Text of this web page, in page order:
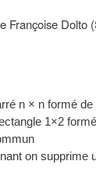
Françoise Dolto
n × n formé
1×2
on supprime